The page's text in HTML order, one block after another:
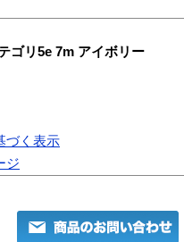
ゴリ5e 7m アイボリー
づく表示
ジ